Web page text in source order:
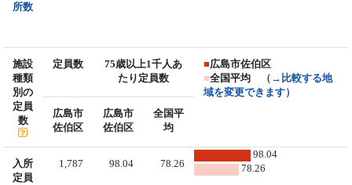
所数
施設
種類
別の
定員
数
定員数
75歳以上1千人あ
たり定員数
■広島市佐伯区
■全国平均
（→比較する地
域を変更できます）
広島市
佐伯区
広島市
佐伯区
全国平
均
入所
定員
1,787 98.04 78.26
98.04
78.26